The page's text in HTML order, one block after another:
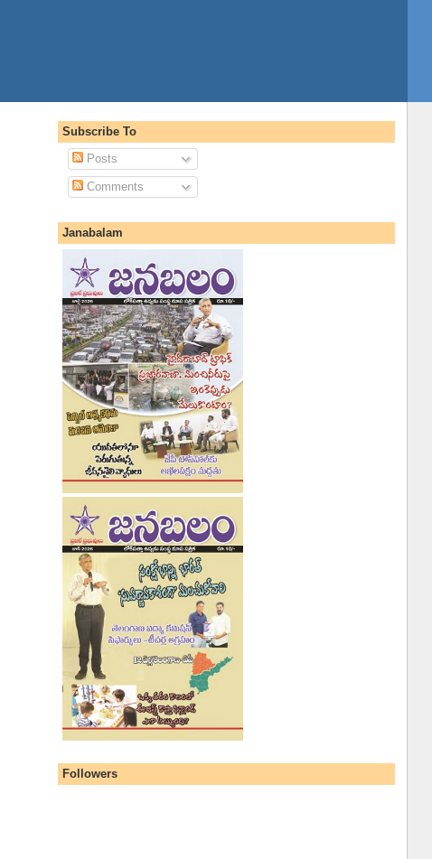
Subscribe To
Posts
Comments
Janabalam
Followers